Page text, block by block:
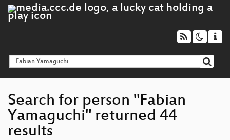
Search for person "Fabian
Yamaguchi" returned 44
results